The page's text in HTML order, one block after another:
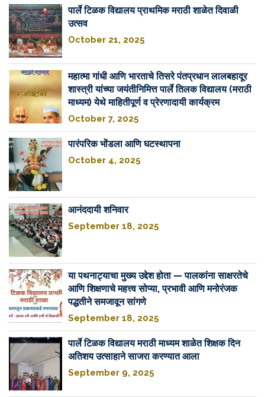
पार्ले टिळक विद्यालय प्राथमिक मराठी शाळेत दिवाळी
उत्सव
October 21, 2025
महात्मा गांधी आणि भारताचे तिसरे पंतप्रधान लालबहादूर
शास्त्री यांच्या जयंतीनिमित्त पार्ले तिलक विद्यालय (मराठी
माध्यम) येथे माहितीपूर्ण व प्रेरणादायी कार्यक्रम
October 7, 2025
पारंपरिक भोंडला आणि घटस्थापना
October 4, 2025
आनंददायी शनिवार
September 18, 2025
या पथनाट्याचा मुख्य उद्देश होता — पालकांना साक्षरतेचे
आणि शिक्षणाचे महत्त्व सोप्या, प्रभावी आणि मनोरंजक
पद्धतीने समजावून सांगणे
September 18, 2025
पार्ले टिळक विद्यालय मराठी माध्यम शाळेत शिक्षक दिन
अतिशय उत्साहाने साजरा करण्यात आला
September 9, 2025